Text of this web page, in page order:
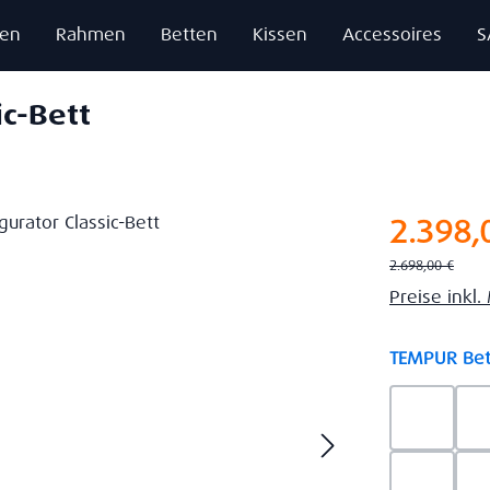
Rahmen Betten Kissen Accessoires
Bett
Regulärer Preis:
2.698,00 €
Preise inkl.
TEMPUR